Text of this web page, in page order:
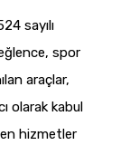
sayılı
spor
araçlar,
olarak kabul
hizmetler